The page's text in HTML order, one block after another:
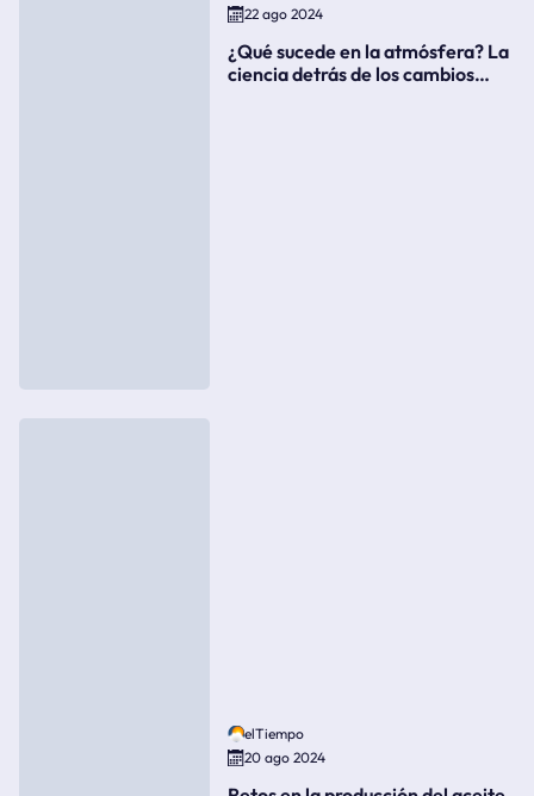
22 ago 2024
¿Qué sucede en la atmósfera? La
ciencia detrás de los cambios
elTiempo
20 ago 2024